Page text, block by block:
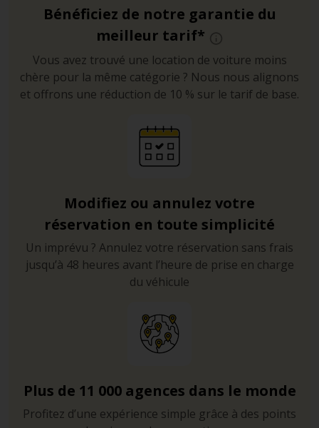
Bénéficiez de notre garantie du
meilleur tarif*
Vous avez trouvé une location de voiture moins
chère pour la même catégorie ? Nous nous alignons
et offrons une réduction de 10 % sur le tarif de base.
Modifiez ou annulez votre
réservation en toute simplicité
Un imprévu ? Annulez votre réservation sans frais
jusqu’à 48 heures avant l’heure de prise en charge
du véhicule
Plus de 11 000 agences dans le monde
Profitez d’une expérience simple grâce à des points